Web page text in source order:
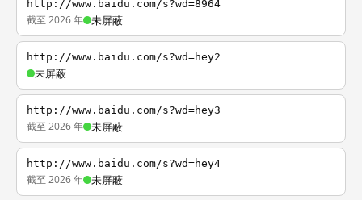
http://www.baidu.com/s?wd=8964
截至 2026 年 未屏蔽
http://www.baidu.com/s?wd=hey2
未屏蔽
http://www.baidu.com/s?wd=hey3
截至 2026 年 未屏蔽
http://www.baidu.com/s?wd=hey4
截至 2026 年 未屏蔽